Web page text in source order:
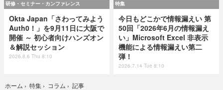
研修・セミナー・カンファレンス
Okta Japan「さわってみよう
Auth0！」を9月11日に大阪で
開催 ～ 初心者向けハンズオン
＆解説セッション
2026.8.6 Thu 8:10
特集
今日もどこかで情報漏えい 第
50回「2026年6月の情報漏え
い」Microsoft Excel 非表示
機能による情報漏えい第二
弾！
2026.7.14 Tue 8:10
ホーム › 特集 › コラム › 記事